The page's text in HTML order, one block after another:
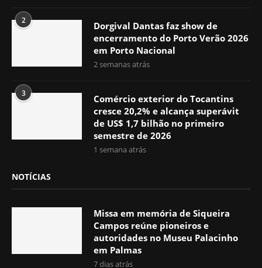
2
Dorgival Dantas faz show de
encerramento do Porto Verão 2026
em Porto Nacional
2 semanas atrás
3
Comércio exterior do Tocantins
cresce 20,2% e alcança superávit
de US$ 1,7 bilhão no primeiro
semestre de 2026
1 semana atrás
NOTÍCIAS
Missa em memória de Siqueira
Campos reúne pioneiros e
autoridades no Museu Palacinho
em Palmas
7 dias atrás